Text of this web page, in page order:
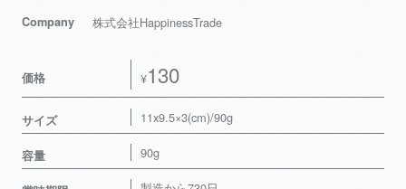
Company 株式会社HappinessTrade
価格 ¥130
サイズ 11x9.5×3(cm)/90g
容量 90g